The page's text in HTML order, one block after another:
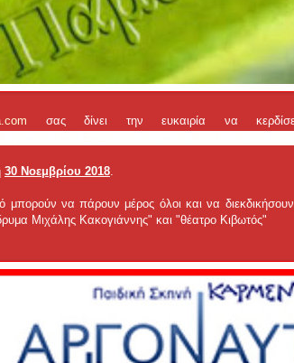
σας δίνει την ευκαιρία να
30 Νοεμβρίου 2018.
μπορούν να πάρουν μέρος όλοι και να
Μιχάλης Κακογιάννης" και "θέατρο Κιβωτός"